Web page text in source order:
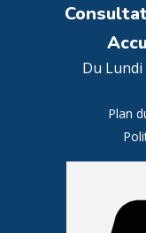
Du Lundi
Plan